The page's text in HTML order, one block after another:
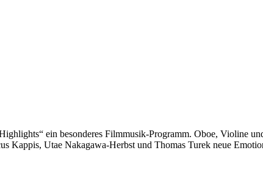
ein besonderes Filmmusik-Programm. Oboe, Violine
Kappis, Utae Nakagawa-Herbst und Thomas Turek neue